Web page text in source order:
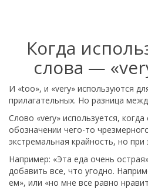
Когда
слова —
И «too», и «very» используются
прилагательных. Но разница
Слово «very» используется,
обозначении чего-то
экстремальная крайность, но
Например: «Эта еда очень
добавить все, что угодно.
ем», или «но мне все равно